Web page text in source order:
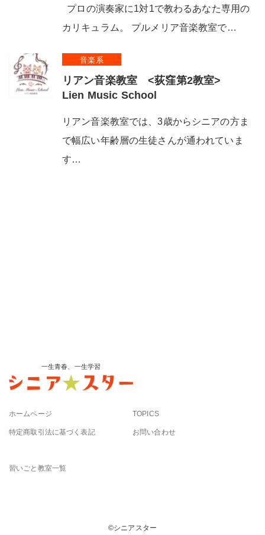
プロの演奏家に1対1で教わるあなた専用の
カリキュラム。 プルメリア音楽教室で…
音楽系
リアン音楽教室 <荻窪第2教室>
Lien Music School
リアン音楽教室では、3歳からシニアの方ま
で幅広い年齢層の生徒さんが通われていま
す…
一生青春、一生学習
ホームページ
特定商取引法に基づく表記
TOPICS
お問い合わせ
習いごと教室一覧
©︎シニアスター